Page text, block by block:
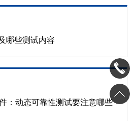
哪些测试内容
：动态可靠性测试要注意哪些